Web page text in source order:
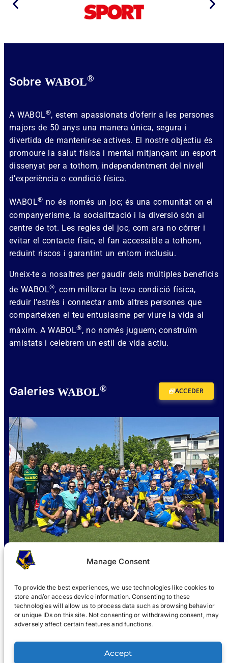
Manage Consent
To provide the best experiences, we use technologies like cookies to
store and/or access device information. Consenting to these
technologies will allow us to process data such as browsing behavior
or unique IDs on this site. Not consenting or withdrawing consent, may
adversely affect certain features and functions.
Accept
Sobre WABOL®
A WABOL®, estem apassionats d’oferir a les persones
majors de 50 anys una manera única, segura i
divertida de mantenir-se actives. El nostre objectiu és
promoure la salut física i mental mitjançant un esport
dissenyat per a tothom, independentment del nivell
d’experiència o condició física.
WABOL® no és només un joc; és una comunitat on el
companyerisme, la socialització i la diversió són al
centre de tot. Les regles del joc, com ara no córrer i
evitar el contacte físic, el fan accessible a tothom,
reduint riscos i garantint un entorn inclusiu.
Uneix-te a nosaltres per gaudir dels múltiples beneficis
de WABOL®, com millorar la teva condició física,
reduir l’estrès i connectar amb altres persones que
comparteixen el teu entusiasme per viure la vida al
màxim. A WABOL®, no només juguem; construïm
amistats i celebrem un estil de vida actiu.
Galeries WABOL® ACCEDER
QUÈ ÉS WABOL®? UNIR-SE NOTICIES GALERIA
WABOL®